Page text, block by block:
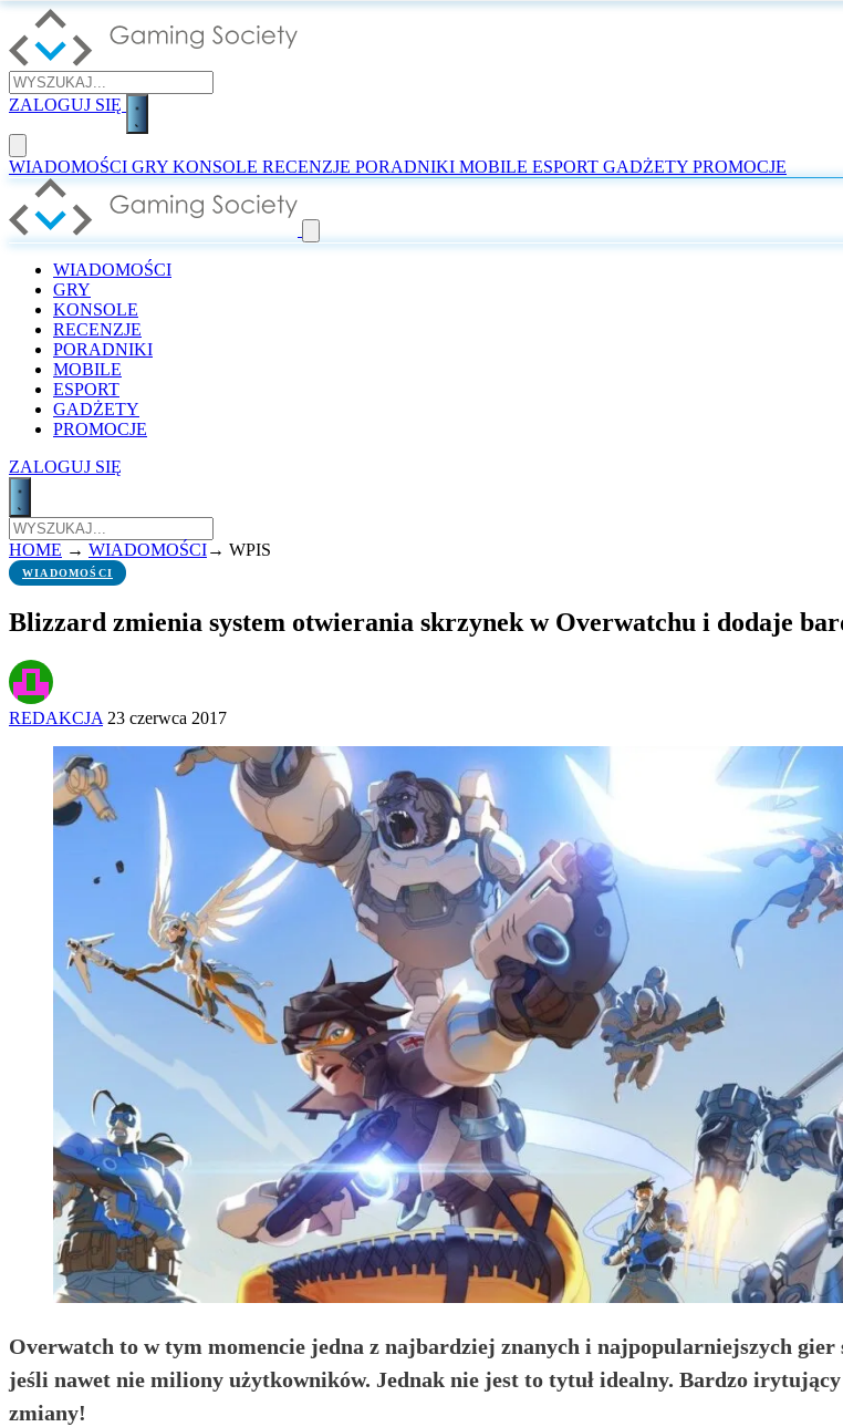
ZALOGUJ SIĘ
WIADOMOŚCI GRY KONSOLE RECENZJE PORADNIKI MOBILE ESPORT GADŻETY PROMOCJE
WIADOMOŚCI
GRY
KONSOLE
RECENZJE
PORADNIKI
MOBILE
ESPORT
GADŻETY
PROMOCJE
ZALOGUJ SIĘ
HOME → WIADOMOŚCI→ WPIS
WIADOMOŚCI
Blizzard zmienia system otwierania skrzynek w Overwatchu i dodaje
REDAKCJA 23 czerwca 2017
Overwatch to w tym momencie jedna z najbardziej znanych i najpopularniejszych
jeśli nawet nie miliony użytkowników. Jednak nie jest to tytuł idealny. Bardzo
zmiany!